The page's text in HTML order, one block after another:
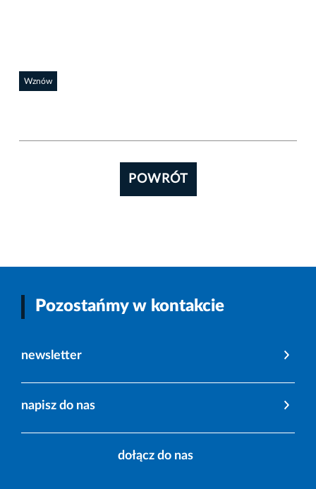
Wznów
POWRÓT
Pozostańmy w kontakcie
newsletter
napisz do nas
dołącz do nas